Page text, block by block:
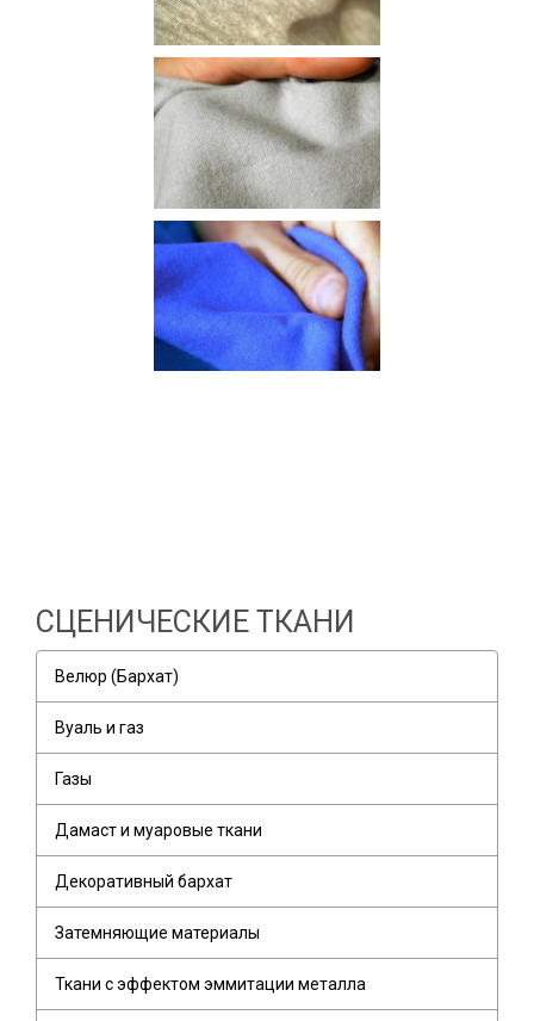
СЦЕНИЧЕСКИЕ ТКАНИ
Велюр (Бархат)
Вуаль и газ
Газы
Дамаст и муаровые ткани
Декоративный бархат
Затемняющие материалы
Ткани с эффектом эммитации металла